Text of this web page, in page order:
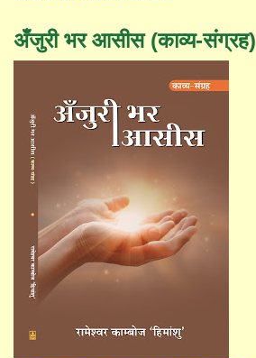
अँजुरी भर आसीस (काव्य-संग्रह)